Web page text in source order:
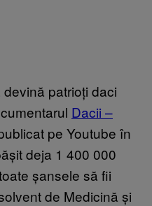
patrioți daci
Dacii –
pe Youtube în
deja 1 400 000
șansele să fii
de Medicină și